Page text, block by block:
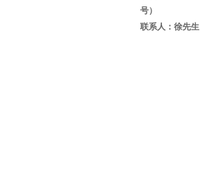
号）
联系人：徐先生